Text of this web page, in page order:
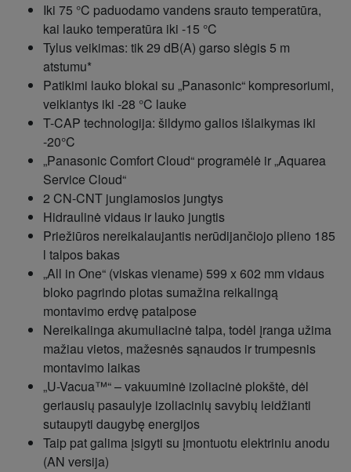
Iki 75 °C paduodamo vandens srauto temperatūra,
kai lauko temperatūra iki -15 °C
Tylus veikimas: tik 29 dB(A) garso slėgis 5 m
atstumu*
Patikimi lauko blokai su „Panasonic“ kompresoriumi,
veikiantys iki -28 °C lauke
T-CAP technologija: šildymo galios išlaikymas iki
-20°C
„Panasonic Comfort Cloud“ programėlė ir„Aquarea
Service Cloud“
2 CN-CNT jungiamosios jungtys
Hidraulinė vidaus ir lauko jungtis
Priežiūros nereikalaujantis nerūdijančiojo plieno 185
l talpos bakas
„All in One“ (viskas viename) 599 x 602 mm vidaus
bloko pagrindo plotas sumažina reikalingą
montavimo erdvę patalpose
Nereikalinga akumuliacinė talpa, todėl įranga užima
mažiau vietos, mažesnės sąnaudos ir trumpesnis
montavimo laikas
„U-Vacua™“ – vakuuminė izoliacinė plokštė, dėl
geriausių pasaulyje izoliacinių savybių leidžianti
sutaupyti daugybę energijos
Taip pat galima įsigyti su įmontuotu elektriniu anodu
(AN versija)